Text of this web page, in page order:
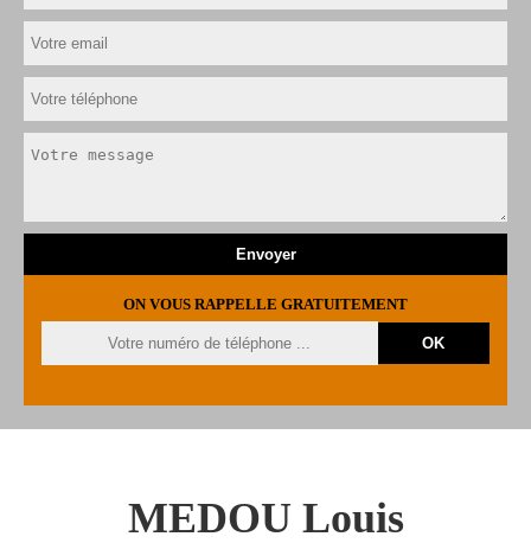
ON VOUS RAPPELLE GRATUITEMENT
MEDOU Louis